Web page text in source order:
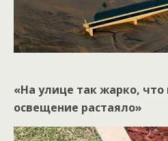
«На улице так жарко,
освещение растаяло»